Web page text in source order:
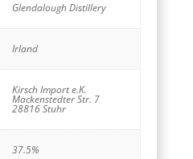
Glendalough Distillery
Irland
Kirsch Import e.K.
Mackenstedter Str. 7
28816 Stuhr
37.5%